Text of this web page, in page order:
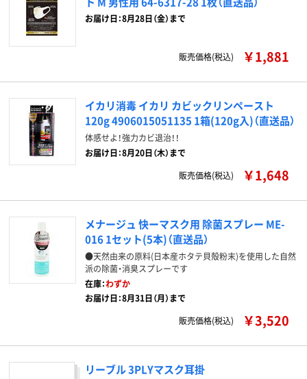
お届け日：8月28日（金）まで
販売価格(税込) ￥1,881
イカリ消毒 イカリ カビックリンペースト
120g 4906015051135 1箱(120g入)（直送品）
体感せよ！強力カビ退治！！
お届け日：8月20日（木）まで
販売価格(税込)
￥1,648
メナージュ 快ーマスク用 除菌スプレー ME-
016 1セット(5本)（直送品）
●天然由来の原料(日本産ホタテ貝殻粉末)を使用した自然
派の除菌・消臭スプレーです
在庫：わずか
お届け日：8月31日（月）まで
販売価格(税込)
￥3,520
リーブル 3PLYマスク耳掛